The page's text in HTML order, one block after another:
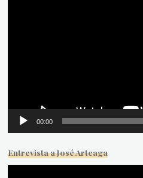
00:00
Entrevista a José Arteaga